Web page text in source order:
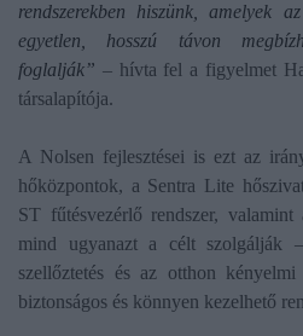
rendszerekben hiszünk, amelyek
egyetlen, hosszú távon
foglalják” – hívta fel a figyelmet
társalapítója.
A Nolsen fejlesztései is ezt az
hőközpontok, a Sentra Lite
ST fűtésvezérlő rendszer,
mind ugyanazt a célt szolgálják
szellőztetés és az otthon
biztonságos és könnyen kezelhető